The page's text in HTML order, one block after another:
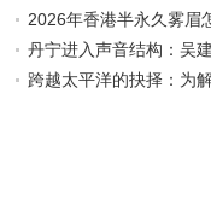
2026年香港半永久雾眉
丹宁进入声音结构：吴
跨越太平洋的抉择：为